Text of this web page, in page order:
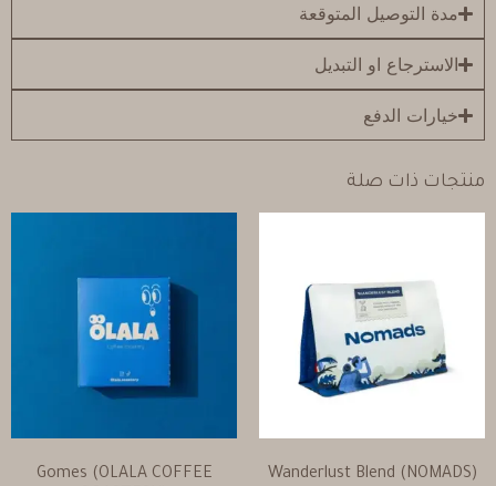
مدة التوصيل المتوقعة
الاسترجاع او التبديل
خيارات الدفع
منتجات ذات صلة
Wanderlust Blend (NOMADS)
Gomes (OLALA COFFEE